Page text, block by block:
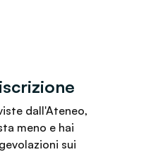
dall'Ateneo,
meno e hai
sui